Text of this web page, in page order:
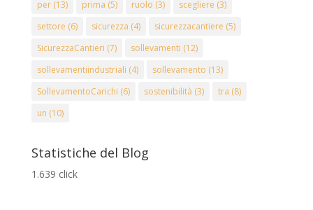
per(13) prima (5) ruolo (3) scegliere (3)
settore (6) sicurezza (4) sicurezzacantiere (5)
SicurezzaCantieri (7) sollevamenti (12)
sollevamentiindustriali (4) sollevamento (13)
SollevamentoCarichi (6) sostenibilità (3) tra (8)
un (10)
Statistiche del Blog
1.639 click